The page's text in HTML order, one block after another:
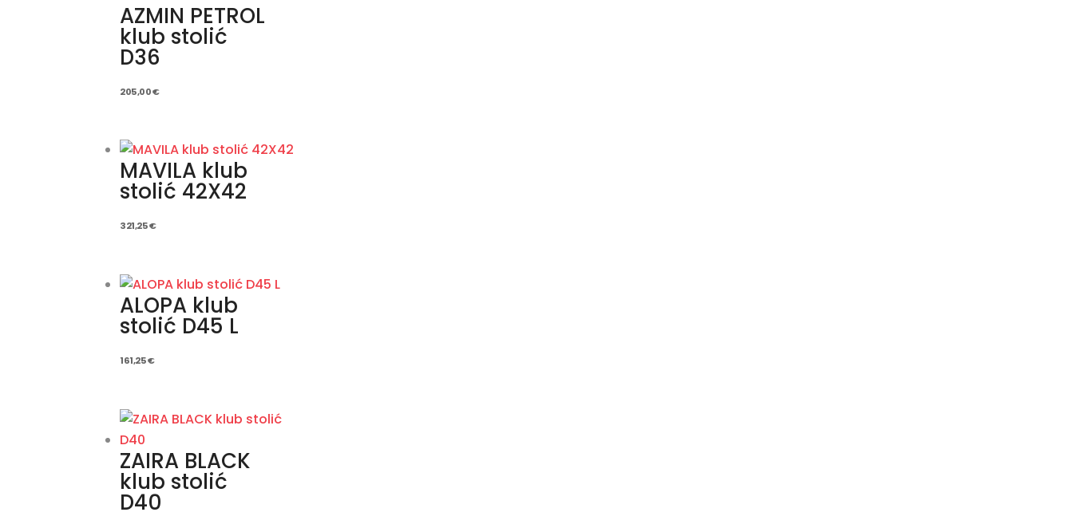
AZMIN PETROL
klub stolić
D36
205,00€
MAVILA klub
stolić 42X42
321,25€
ALOPA klub
stolić D45 L
161,25€
ZAIRA BLACK
klub stolić
D40